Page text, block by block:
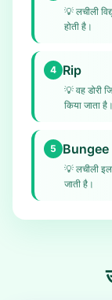
💡 लचीली
होती है।
4 Rip
💡 वह डोरी
किया जाता है।
5 Bungee
💡 लचीली
जाती है।